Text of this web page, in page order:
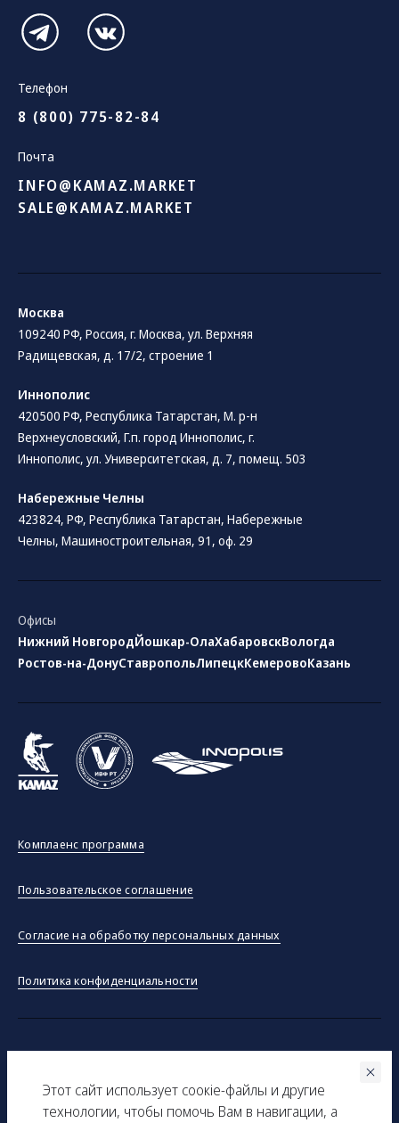
Этот сайт использует соокіe-файлы и другие
технологии, чтобы помочь Вам в навигации, а
Телефон
8 (800) 775-82-84
Почта
INFO@KAMAZ.MARKET
SALE@KAMAZ.MARKET
Москва
109240 РФ, Россия, г. Москва, ул. Верхняя
Радищевская, д. 17/2, строение 1
Иннополис
420500 РФ, Республика Татарстан, М. р-н
Верхнеусловский, Г.п. город Иннополис, г.
Иннополис, ул. Университетская, д. 7, помещ. 503
Набережные Челны
423824, РФ, Республика Татарстан​, Набережные
Челны, Машиностроительная, 91, оф. 29
Офисы
Нижний НовгородЙошкар-ОлаХабаровскВологда
Ростов-на-ДонуСтавропольЛипецкКемеровоКазань
Комплаенс программа
Пользовательское соглашение
Согласие на обработку персональных данных
Политика конфиденциальности
Вся представленная на сайте информация, касающаяся
технических характеристик, наличия на складе, стоимости